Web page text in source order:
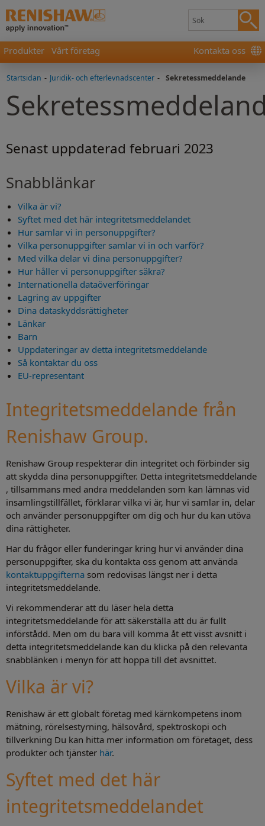
Produkter Vårt företag Kontakta oss
Startsidan - Juridik- och efterlevnadscenter - Sekretessmeddelande
Senast uppdaterad februari 2023
Snabblänkar
Vilka är vi?
Syftet med det här integritetsmeddelandet
Hur samlar vi in personuppgifter?
Vilka personuppgifter samlar vi in och varför?
Med vilka delar vi dina personuppgifter?
Hur håller vi personuppgifter säkra?
Internationella dataöverföringar
Lagring av uppgifter
Dina dataskyddsrättigheter
Länkar
Barn
Uppdateringar av detta integritetsmeddelande
Så kontaktar du oss
EU-representant
Integritetsmeddelande från
Renishaw Group.
Renishaw Group respekterar din integritet och förbinder sig
att skydda dina personuppgifter. Detta integritetsmeddelande
, tillsammans med andra meddelanden som kan lämnas vid
insamlingstillfället, förklarar vilka vi är, hur vi samlar in, delar
och använder personuppgifter om dig och hur du kan utöva
dina rättigheter.
Har du frågor eller funderingar kring hur vi använder dina
personuppgifter, ska du kontakta oss genom att använda
kontaktuppgifterna som redovisas längst ner i detta
integritetsmeddelande.
Vi rekommenderar att du läser hela detta
integritetsmeddelande för att säkerställa att du är fullt
införstådd. Men om du bara vill komma åt ett visst avsnitt i
detta integritetsmeddelande kan du klicka på den relevanta
snabblänken i menyn för att hoppa till det avsnittet.
Vilka är vi?
Renishaw är ett globalt företag med kärnkompetens inom
mätning, rörelsestyrning, hälsovård, spektroskopi och
tillverkning Du kan hitta mer information om företaget, dess
produkter och tjänster här.
Syftet med det här
integritetsmeddelandet